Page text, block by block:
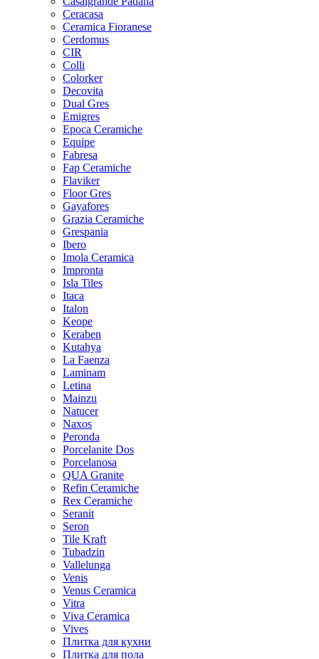
Ceracasa
Ceramica Fioranese
Cerdomus
CIR
Colli
Colorker
Decovita
Dual Gres
Emigres
Epoca Ceramiche
Equipe
Fabresa
Fap Ceramiche
Flaviker
Floor Gres
Gayafores
Grazia Ceramiche
Grespania
Ibero
Imola Ceramica
Impronta
Isla Tiles
Itaca
Italon
Keope
Keraben
Kutahya
La Faenza
Laminam
Letina
Mainzu
Natucer
Naxos
Peronda
Porcelanite Dos
Porcelanosa
QUA Granite
Refin Ceramiche
Rex Ceramiche
Seranit
Seron
Tile Kraft
Tubadzin
Vallelunga
Venis
Venus Ceramica
Vitra
Viva Ceramica
Vives
Плитка для кухни
Плитка для пола